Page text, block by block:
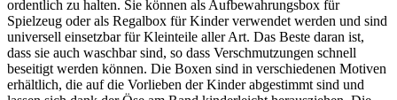
ordentlich zu halten. Sie können als Aufbewahrungsbox für
Spielzeug oder als Regalbox für Kinder verwendet werden und sind
universell einsetzbar für Kleinteile aller Art. Das Beste daran ist,
dass sie auch waschbar sind, so dass Verschmutzungen schnell
beseitigt werden können. Die Boxen sind in verschiedenen Motiven
erhältlich, die auf die Vorlieben der Kinder abgestimmt sind und